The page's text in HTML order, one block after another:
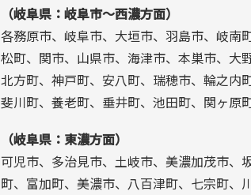
（岐阜県：岐阜市～西濃方面）
各務原市、岐阜市、大垣市、羽島市、岐南
松町、関市、山県市、海津市、本巣市、大野
北方町、神戸町、安八町、瑞穂市、輪之内
斐川町、養老町、垂井町、池田町、関ヶ原
（岐阜県：東濃方面）
可児市、多治見市、土岐市、美濃加茂市、
町、富加町、美濃市、八百津町、七宗町、